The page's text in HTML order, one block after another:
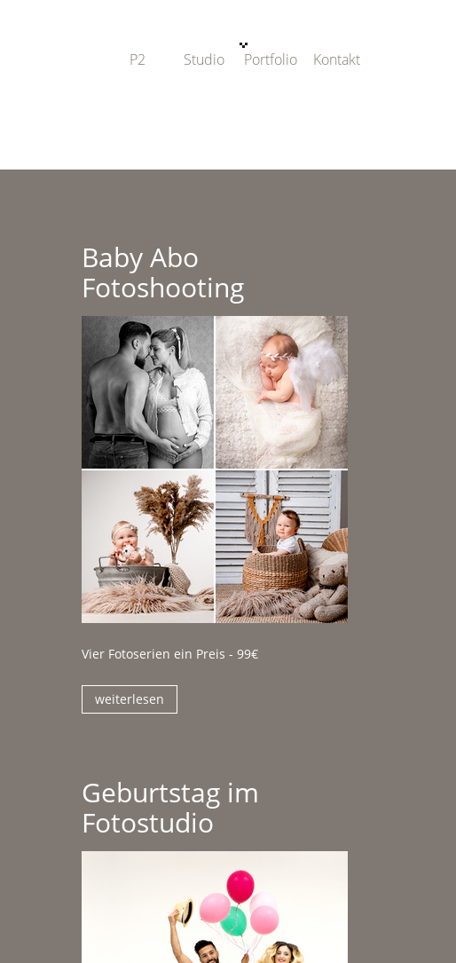
P2 Studio Portfolio Kontakt
Baby Abo
Fotoshooting
Vier Fotoserien ein Preis - 99€
weiterlesen
Geburtstag im
Fotostudio